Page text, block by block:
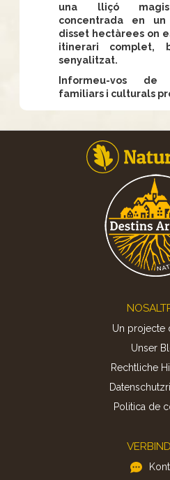
una lliçó
concentrada en
disset hectàrees on
itinerari complet,
senyalitzat.
Informeu-vos
familiars i culturals
Un projecte
Unser
Rechtliche
Politica de